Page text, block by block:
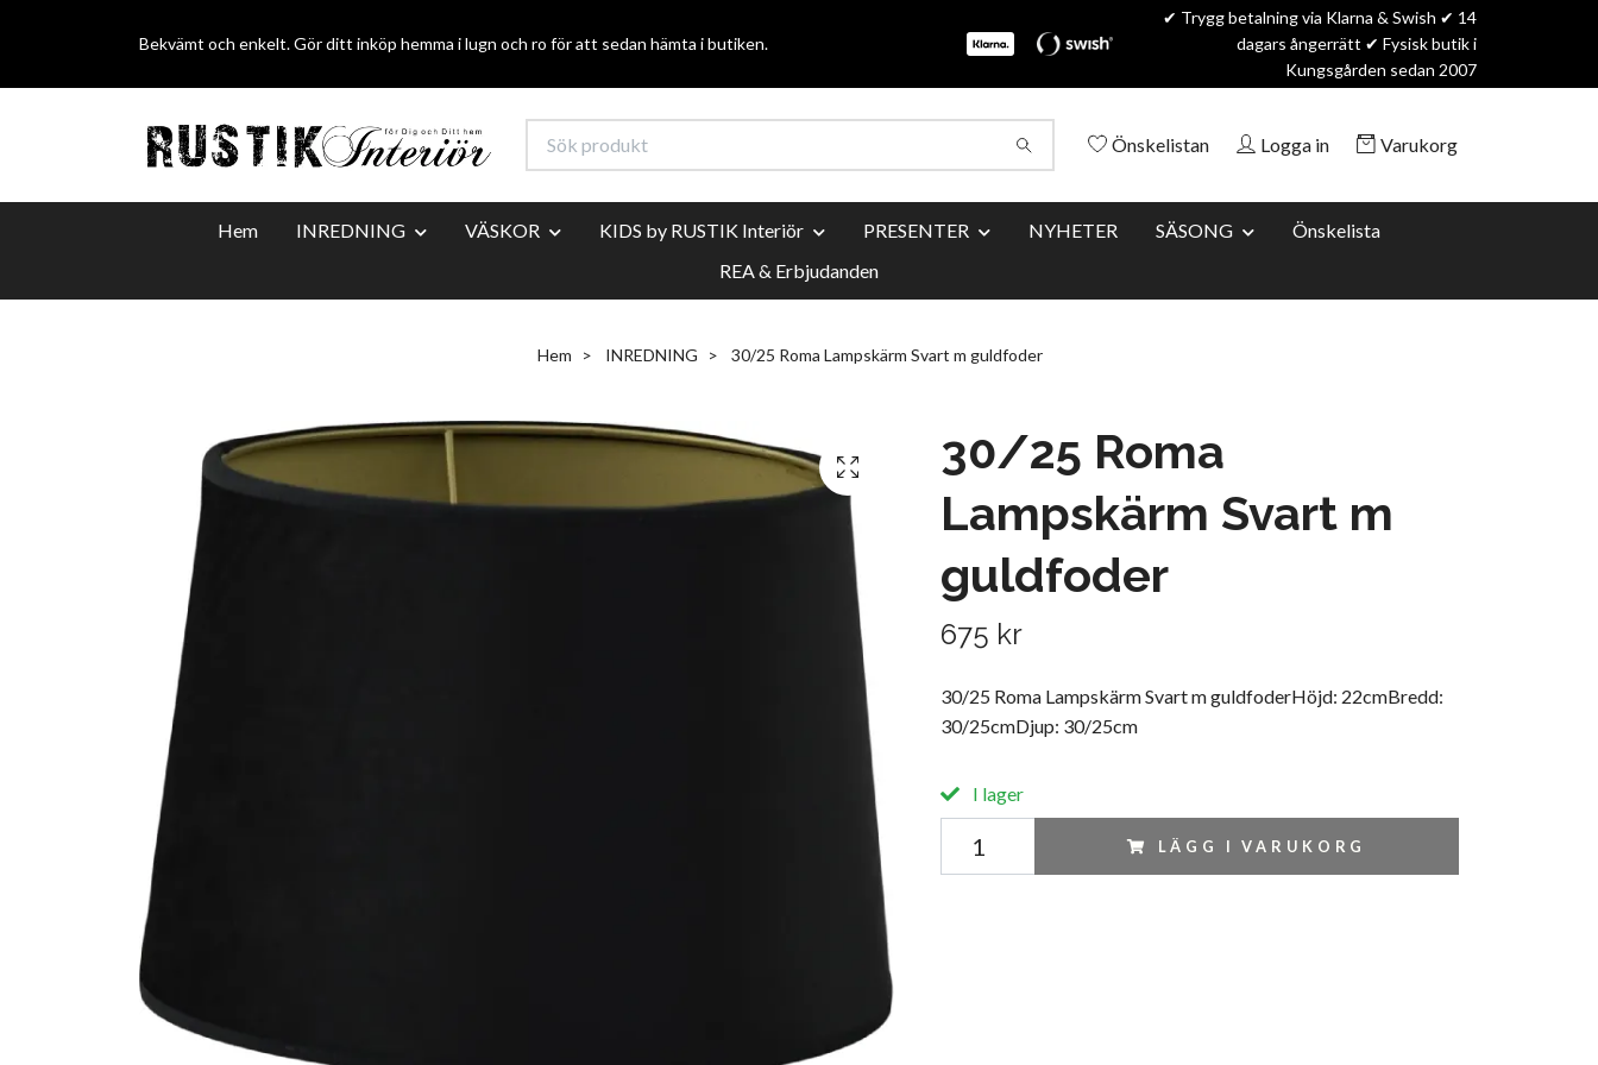
Bekvämt och enkelt. Gör ditt inköp hemma i lugn och ro för att sedan hämta i butiken.
✔ Trygg betalning via Klarna & Swish ✔ 14
dagars ångerrätt ✔ Fysisk butik i
Kungsgården sedan 2007
Önskelistan Logga in Varukorg
Hem INREDNING VÄSKOR KIDS by RUSTIK Interiör PRESENTER NYHETER SÄSONG
Önskelista
REA & Erbjudanden
Hem INREDNING 30/25 Roma Lampskärm Svart m guldfoder
30/25 Roma
Lampskärm Svart m
guldfoder
675 kr
30/25 Roma Lampskärm Svart m guldfoderHöjd: 22cmBredd:
30/25cmDjup: 30/25cm
I lager
LÄGG I VARUKORG